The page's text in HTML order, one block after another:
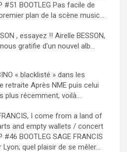
#51 BOOTLEG Pas facile de
plan de la scène music...
, essayez !! Airelle BESSON,
gratifie d'un nouvel alb...
« blacklisté » dans les
retraite Après NME puis celui
plus récemment, voilà...
I come from a land of
and empty wallets / concert
#46 BOOTLEG SAGE FRANCIS
quel plaisir de se mêler...